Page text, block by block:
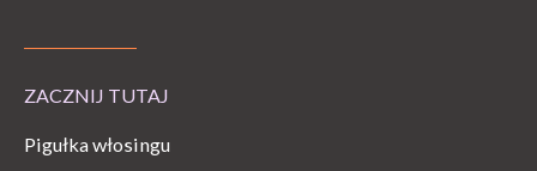
ZACZNIJ TUTAJ
Pigułka włosingu